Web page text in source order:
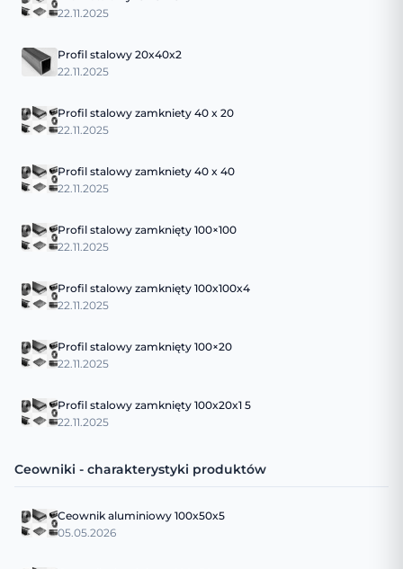
22.11.2025
Profil stalowy 20x40x2
22.11.2025
Profil stalowy zamkniety 40 x 20
22.11.2025
Profil stalowy zamkniety 40 x 40
22.11.2025
Profil stalowy zamknięty 100×100
22.11.2025
Profil stalowy zamknięty 100x100x4
22.11.2025
Profil stalowy zamknięty 100×20
22.11.2025
Profil stalowy zamknięty 100x20x1 5
22.11.2025
Ceowniki - charakterystyki produktów
Ceownik aluminiowy 100x50x5
05.05.2026